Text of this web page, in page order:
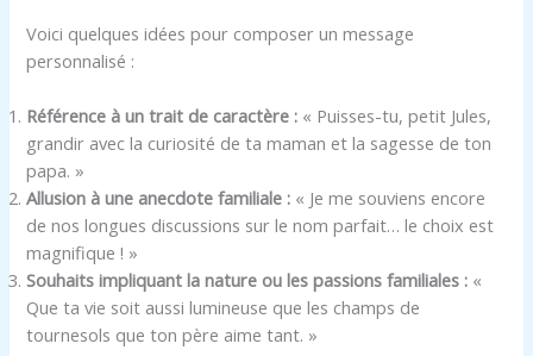
Voici quelques idées pour composer un message
personnalisé :
Référence à un trait de caractère : « Puisses-tu, petit Jules,
grandir avec la curiosité de ta maman et la sagesse de ton
papa. »
Allusion à une anecdote familiale : « Je me souviens encore
de nos longues discussions sur le nom parfait… le choix est
magnifique ! »
Souhaits impliquant la nature ou les passions familiales : «
Que ta vie soit aussi lumineuse que les champs de
tournesols que ton père aime tant. »